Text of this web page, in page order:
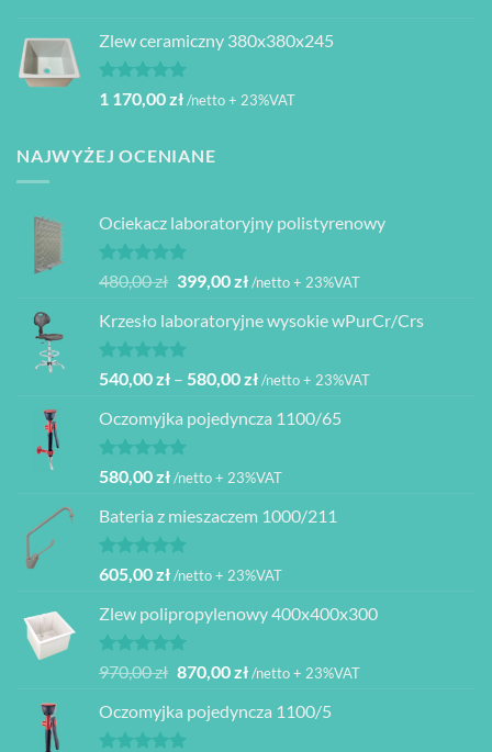
Zlew ceramiczny 380x380x245
Oceniono
na 5
1 170,00zł/netto + 23%VAT
NAJWYŻEJ OCENIANE
Ociekacz laboratoryjny polistyrenowy
Oceniono
na 5
480,00zł Pierwotna
wynosiła:
480,00 zł.
399,00złAktualna
wynosi:
/netto + 23%VAT
Krzesło laboratoryjne wysokie wPurCr/Crs
Oceniono
na 5
540,00zł – 580,00złZakres
od
do
/netto + 23%VAT
Oczomyjka pojedyncza 1100/65
Oceniono
na 5
580,00zł/netto + 23%VAT
Bateria z mieszaczem 1000/211
Oceniono
na 5
605,00zł/netto + 23%VAT
Zlew polipropylenowy 400x400x300
Oceniono
na 5
970,00zł Pierwotna
wynosiła:
970,00 zł.
870,00złAktualna
wynosi:
/netto + 23%VAT
Oczomyjka pojedyncza 1100/5